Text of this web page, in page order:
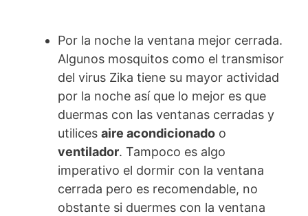
Por la noche la ventana mejor cerrada.
Algunos mosquitos como el transmisor
del virus Zika tiene su mayor actividad
por la noche así que lo mejor es que
duermas con las ventanas cerradas y
utilices aire acondicionado o
ventilador. Tampoco es algo
imperativo el dormir con la ventana
cerrada pero es recomendable, no
obstante si duermes con la ventana